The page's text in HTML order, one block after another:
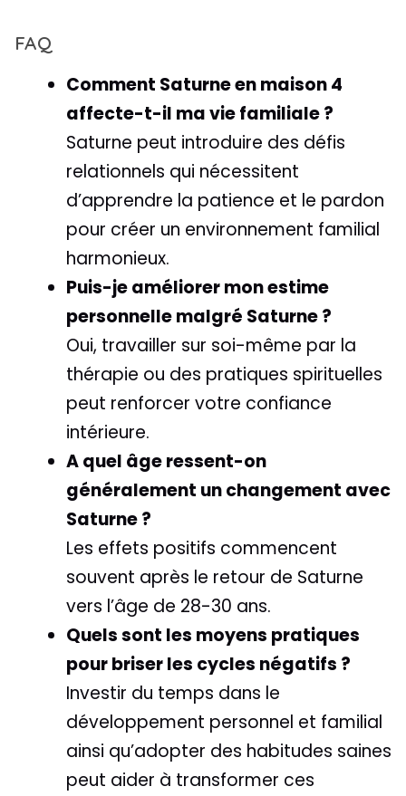
FAQ
Comment Saturne en maison 4
affecte-t-il ma vie familiale ?
Saturne peut introduire des défis
relationnels qui nécessitent
d’apprendre la patience et le pardon
pour créer un environnement familial
harmonieux.
Puis-je améliorer mon estime
personnelle malgré Saturne ?
Oui, travailler sur soi-même par la
thérapie ou des pratiques spirituelles
peut renforcer votre confiance
intérieure.
A quel âge ressent-on
généralement un changement avec
Saturne ?
Les effets positifs commencent
souvent après le retour de Saturne
vers l’âge de 28-30 ans.
Quels sont les moyens pratiques
pour briser les cycles négatifs ?
Investir du temps dans le
développement personnel et familial
ainsi qu’adopter des habitudes saines
peut aider à transformer ces